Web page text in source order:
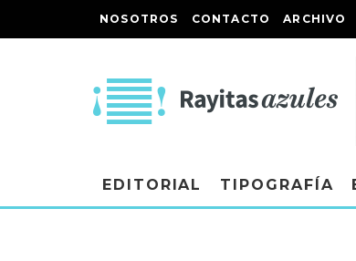
NOSOTROS CONTACTO ARCHIVO
EDITORIAL TIPOGRAFÍA